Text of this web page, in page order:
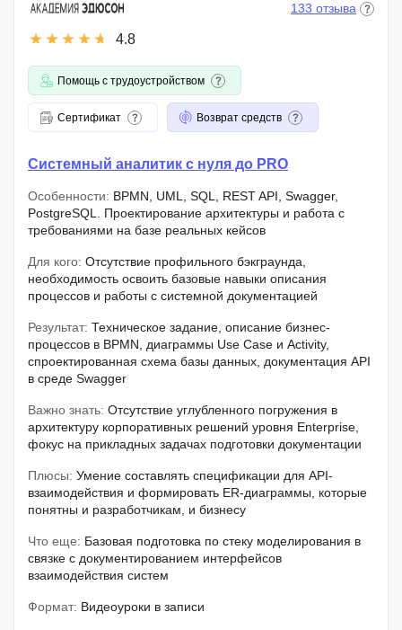
4.8
133 отзыва
Помощь с трудоустройством
Сертификат Возврат средств
Системный аналитик с нуля до PRO
Особенности: BPMN, UML, SQL, REST API, Swagger,
PostgreSQL. Проектирование архитектуры и работа с
требованиями на базе реальных кейсов
Для кого: Отсутствие профильного бэкграунда,
необходимость освоить базовые навыки описания
процессов и работы с системной документацией
Результат: Техническое задание, описание бизнес-
процессов в BPMN, диаграммы Use Case и Activity,
спроектированная схема базы данных, документация API
в среде Swagger
Важно знать: Отсутствие углубленного погружения в
архитектуру корпоративных решений уровня Enterprise,
фокус на прикладных задачах подготовки документации
Плюсы: Умение составлять спецификации для API-
взаимодействия и формировать ER-диаграммы, которые
понятны и разработчикам, и бизнесу
Что еще: Базовая подготовка по стеку моделирования в
связке с документированием интерфейсов
взаимодействия систем
Формат: Видеоуроки в записи